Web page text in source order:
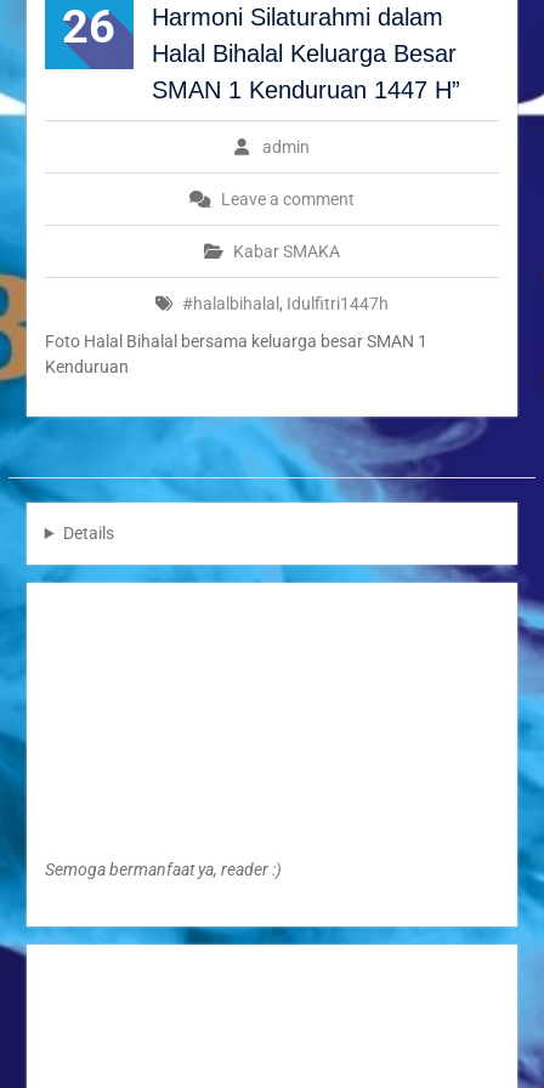
Halal Bihalal Keluarga
Besar SMAN 1 Kenduruan
1447 H”
Festival Ramadan Double
Kreativitas Siswa
Menguatkan Kepedulian:
H / 2026 SMAN 1
26
Harmoni Silaturahmi dalam
Halal Bihalal Keluarga Besar
SMAN 1 Kenduruan 1447 H”
admin
Leave a comment
Kabar SMAKA
#halalbihalal , Idulfitri1447h
Foto Halal Bihalal bersama keluarga besar SMAN 1
Kenduruan
Details
Semoga bermanfaat ya, reader :)